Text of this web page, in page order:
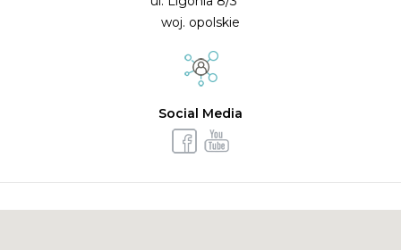
woj. opolskie
Social Media